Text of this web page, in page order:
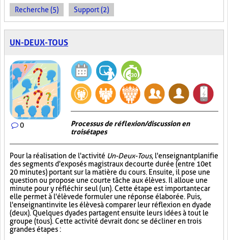
Recherche (5) Support (2)
UN-DEUX-TOUS
0
Processus de réflexion/discussion en
trois étapes
Pour la réalisation de l'activité Un-Deux-Tous, l'enseignant planifie
des segments d'exposés magistraux de courte durée (entre 10 et
20 minutes) portant sur la matière du cours. Ensuite, il pose une
question ou propose une courte tâche aux élèves. Il alloue une
minute pour y réfléchir seul (un). Cette étape est importante car
elle permet à l'élève de formuler une réponse élaborée. Puis,
l'enseignant invite les élèves à comparer leur réflexion en dyade
(deux). Quelques dyades partagent ensuite leurs idées à tout le
groupe (tous). Cette activité devrait donc se décliner en trois
grandes étapes :